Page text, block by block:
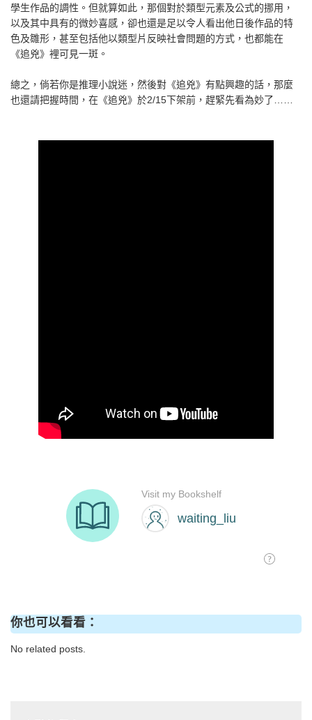
學生作品的調性。但就算如此，那個對於類型元素及公式的挪用，
以及其中具有的微妙喜感，卻也還是足以令人看出他日後作品的特
色及雛形，甚至包括他以類型片反映社會問題的方式，也都能在
《追兇》裡可見一斑。
總之，倘若你是推理小說迷，然後對《追兇》有點興趣的話，那麼
也還請把握時間，在《追兇》於2/15下架前，趕緊先看為妙了……
你也可以看看：
No related posts.